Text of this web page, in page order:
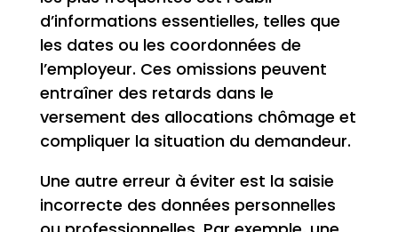
d’informations essentielles, telles que
les dates ou les coordonnées de
l’employeur. Ces omissions peuvent
entraîner des retards dans le
versement des allocations chômage et
compliquer la situation du demandeur.
Une autre erreur à éviter est la saisie
incorrecte des données personnelles